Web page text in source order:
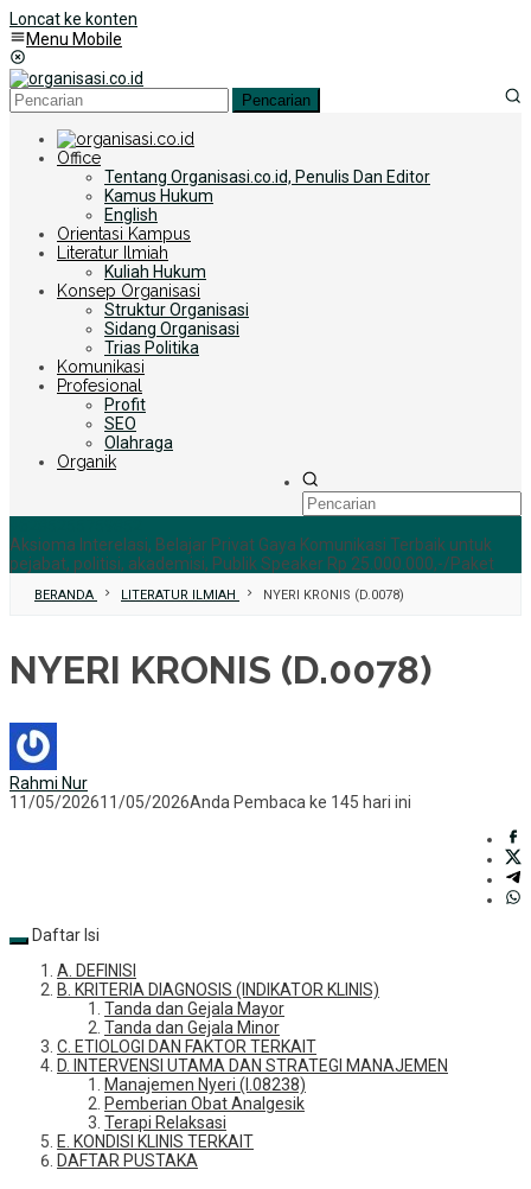
Loncat ke konten
Menu Mobile
Pencarian
Office
Tentang Organisasi.co.id, Penulis Dan Editor
Kamus Hukum
English
Orientasi Kampus
Literatur Ilmiah
Kuliah Hukum
Konsep Organisasi
Struktur Organisasi
Sidang Organisasi
Trias Politika
Komunikasi
Profesional
Profit
SEO
Olahraga
Organik
Aksioma Interelasi, Belajar Privat Gaya Komunikasi Terbaik untuk
pejabat, politisi, akademisi, Publik Speaker Rp 25.000.000,-/Paket
BERANDA LITERATUR ILMIAH NYERI KRONIS (D.0078)
NYERI KRONIS (D.0078)
Rahmi Nur
11/05/202611/05/2026Anda Pembaca ke 145 hari ini
Daftar Isi
A. DEFINISI
B. KRITERIA DIAGNOSIS (INDIKATOR KLINIS)
Tanda dan Gejala Mayor
Tanda dan Gejala Minor
C. ETIOLOGI DAN FAKTOR TERKAIT
D. INTERVENSI UTAMA DAN STRATEGI MANAJEMEN
Manajemen Nyeri (I.08238)
Pemberian Obat Analgesik
Terapi Relaksasi
E. KONDISI KLINIS TERKAIT
DAFTAR PUSTAKA